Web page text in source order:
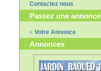
Contactez nous
Passez une annonce
Votre Annonce
Annonces